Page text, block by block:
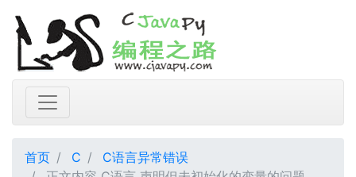
首页 C
C语言异常错误